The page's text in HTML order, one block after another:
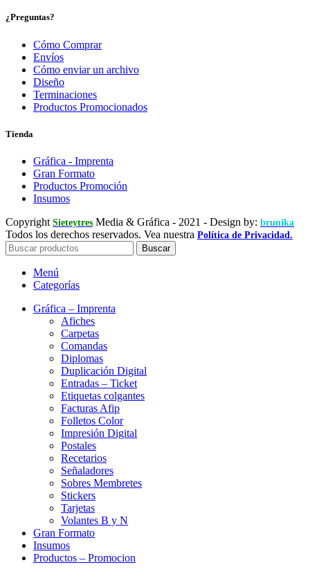
¿Preguntas?
Cómo Comprar
Envíos
Cómo enviar un archivo
Diseño
Terminaciones
Productos Promocionados
Tienda
Gráfica - Imprenta
Gran Formato
Productos Promoción
Insumos
Copyright Sieteytres Media & Gráfica - 2021 - Design by: brunika
Todos los derechos reservados. Vea nuestra Política de Privacidad.
Buscar
Menú
Categorías
Gráfica – Imprenta
Afiches
Carpetas
Comandas
Diplomas
Duplicación Digital
Entradas – Ticket
Etiquetas colgantes
Facturas Afip
Folletos Color
Impresión Digital
Postales
Recetarios
Señaladores
Sobres Membretes
Stickers
Tarjetas
Volantes B y N
Gran Formato
Insumos
Productos – Promocion